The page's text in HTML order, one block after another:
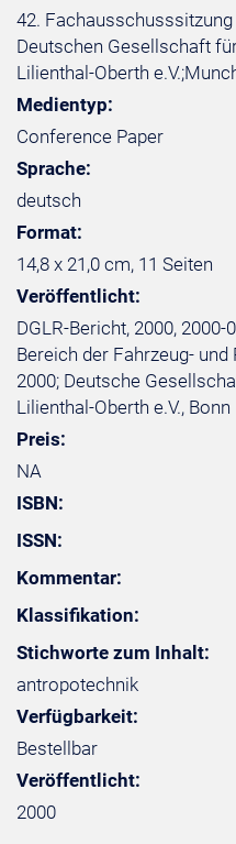
42.
Deutschen Gesellschaft
Lilienthal-Oberth
Medientyp:
Conference Paper
Sprache:
deutsch
Format:
14,8 x 21,0 cm, 11 Seiten
Veröffentlicht:
DGLR-Bericht, 2000,
Bereich der Fahrzeug-
2000; Deutsche
Lilienthal-Oberth e.V., Bonn
Preis:
NA
ISBN:
ISSN:
Kommentar:
Klassifikation:
Stichworte zum Inhalt:
antropotechnik
Verfügbarkeit:
Bestellbar
Veröffentlicht:
2000